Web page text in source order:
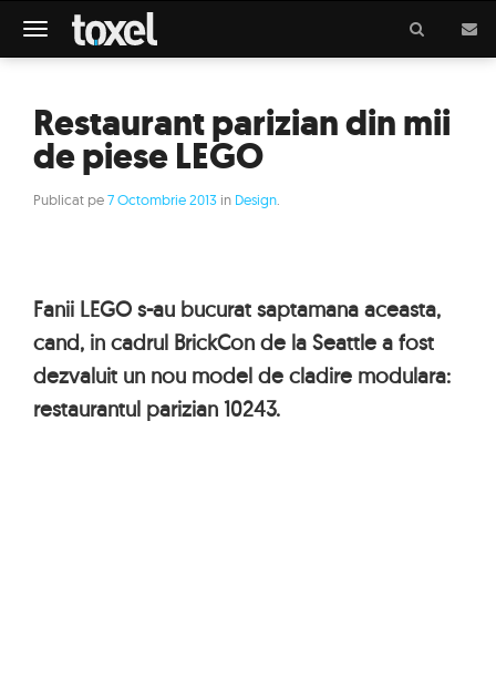
Meniu
Restaurant parizian din mii
de piese LEGO
Publicat pe7 Octombrie 2013 in Design
Fanii LEGO s-au bucurat saptamana aceasta,
cand, in cadrul BrickCon de la Seattle a fost
dezvaluit un nou model de cladire modulara:
restaurantul parizian 10243.